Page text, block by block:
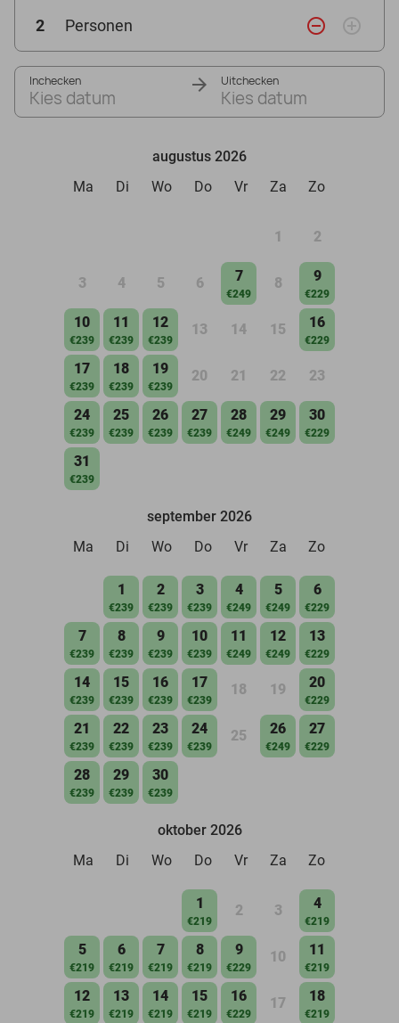
2 Personen remove_circle_outline add_circle_outline
Inchecken
Kies datum
Uitchecken
Kies datum
augustus 2026
Ma
Di Wo Do Vr Za Zo
1 2
3 4 5 6 7
€249
8 9
€229
10
€239
11
€239
12
€239
13 14 15 16
€229
17
€239
18
€239
19
€239
20 21 22 23
24
€239
25
€239
26
€239
27
€239
28
€249
29
€249
30
€229
31
€239
september 2026
Ma
Di Wo Do Vr Za Zo
1
€239
2
€239
3
€239
4
€249
5
€249
6
€229
7
€239
8
€239
9
€239
10
€239
11
€249
12
€249
13
€229
14
€239
15
€239
16
€239
17
€239
18 19 20
€229
21
€239
22
€239
23
€239
24
€239
25 26
€249
27
€229
28
€239
29
€239
30
€239
oktober 2026
Ma
Di Wo Do Vr Za Zo
1
€219
2 3 4
€219
5
€219
6
€219
7
€219
8
€219
9
€229
10 11
€219
12
€219
13
€219
14
€219
15
€219
16
€229
17 18
€219